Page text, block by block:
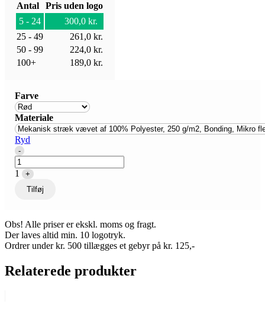
Antal
Pris uden logo
5 - 24
300,0 kr.
25 - 49
261,0 kr.
50 - 99
224,0 kr.
100+
189,0 kr.
Farve
Materiale
Ryd
Quantity
-
1
+
Tilføj
Obs! Alle priser er ekskl. moms og fragt.
Der laves altid min. 10 logotryk.
Ordrer under kr. 500 tillægges et gebyr på kr. 125,-
Relaterede produkter